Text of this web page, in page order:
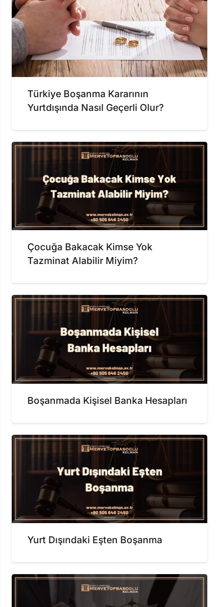
Türkiye Boşanma Kararının
Yurtdışında Nasıl Geçerli Olur?
Çocuğa Bakacak Kimse Yok
Tazminat Alabilir Miyim?
Boşanmada Kişisel Banka Hesapları
Yurt Dışındaki Eşten Boşanma